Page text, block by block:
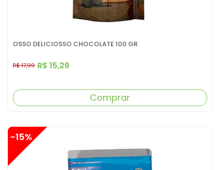
OSSO DELICIOSSO CHOCOLATE 100 GR
R$ 15,29
R$ 17,99
Comprar
-15%